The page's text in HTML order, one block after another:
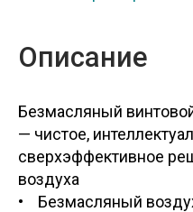
Описание
Безмасляный
— чистое,
сверхэффективное
воздуха
• Безмасляный